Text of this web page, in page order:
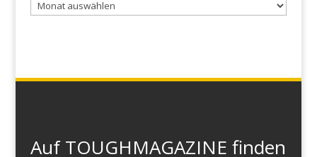
Archiv
Auf TOUGHMAGAZINE finden